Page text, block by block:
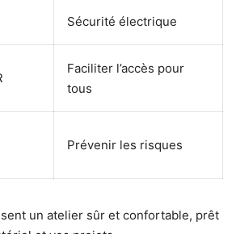
Sécurité électrique
Faciliter l’accès pour
tous
Prévenir les risques
un atelier sûr et confortable, prêt